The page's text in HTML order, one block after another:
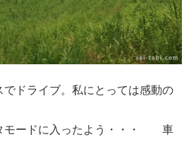
ドライブ。私にとっては感動の
モードに入ったよう・・・ 車